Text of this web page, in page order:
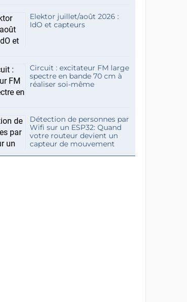
Elektor juillet/août 2026 :
IdO et capteurs
Circuit : excitateur FM large
spectre en bande 70 cm à
réaliser soi-même
Détection de personnes par
Wifi sur un ESP32: Quand
votre routeur devient un
capteur de mouvement